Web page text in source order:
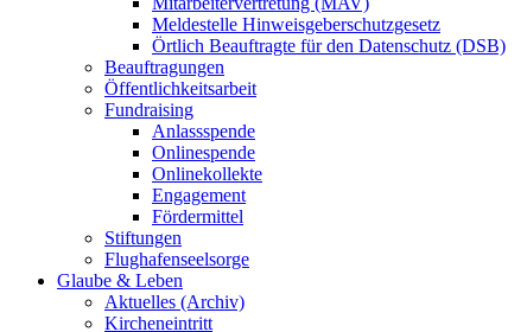
Meldestelle Hinweisgeberschutzgesetz
Örtlich Beauftragte für den Datenschutz (DSB)
Beauftragungen
Öffentlichkeitsarbeit
Fundraising
Anlassspende
Onlinespende
Onlinekollekte
Engagement
Fördermittel
Stiftungen
Flughafenseelsorge
Glaube & Leben
Aktuelles (Archiv)
Kircheneintritt